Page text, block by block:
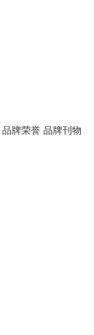
品牌荣誉 品牌刊物